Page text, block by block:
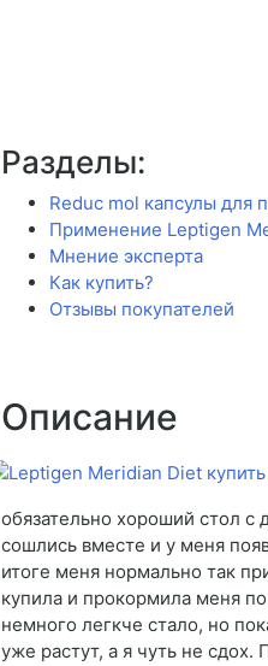
Разделы:
Reduc mol капсулы для
Применение Leptigen
Мнение эксперта
Как купить?
Отзывы покупателей
Описание
обязательно хороший стол с
сошлись вместе и у меня
итоге меня нормально так
купила и прокормила меня
немного легкче стало, но
уже растут, а я чуть не